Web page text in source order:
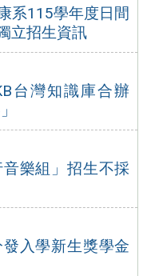
系115學年度日間
立招生資訊
台灣知識庫合辦
樂組」招生不採
入學新生獎學金